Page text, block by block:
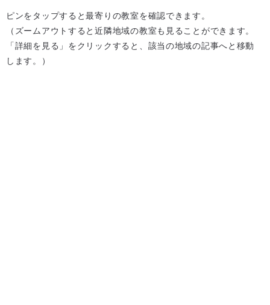
ピンをタップすると最寄りの教室を確認できます。
（ズームアウトすると近隣地域の教室も見ることができます。
「詳細を見る」をクリックすると、該当の地域の記事へと移動
します。）